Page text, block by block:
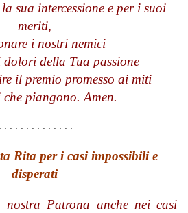
sua intercessione e per i suoi
meriti,
i nostri nemici
dolori della Tua passione
il premio promesso ai miti
piangono. Amen.
Rita per i casi impossibili e
disperati
Patrona anche nei casi